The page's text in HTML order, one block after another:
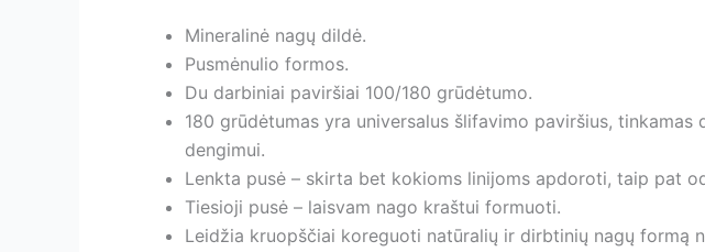
Mineralinė nagų dildė.
Pusmėnulio formos.
Du darbiniai paviršiai 100/180 grūdėtumo.
180 grūdėtumas yra universalus šlifavimo paviršius,
dengimui.
Lenkta pusė – skirta bet kokioms linijoms apdoroti, taip pat
Tiesioji pusė – laisvam nago kraštui formuoti.
Leidžia kruopščiai koreguoti natūralių ir dirbtinių nagų formą